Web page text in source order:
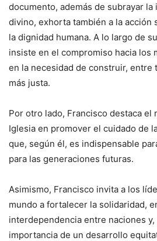
documento, además de subrayar
divino, exhorta también a la acción
la dignidad humana. A lo largo de
insiste en el compromiso hacia los
en la necesidad de construir, entre
más justa.
Por otro lado, Francisco destaca el
Iglesia en promover el cuidado de
que, según él, es indispensable
para las generaciones futuras.
Asimismo, Francisco invita a los
mundo a fortalecer la solidaridad,
interdependencia entre naciones
importancia de un desarrollo